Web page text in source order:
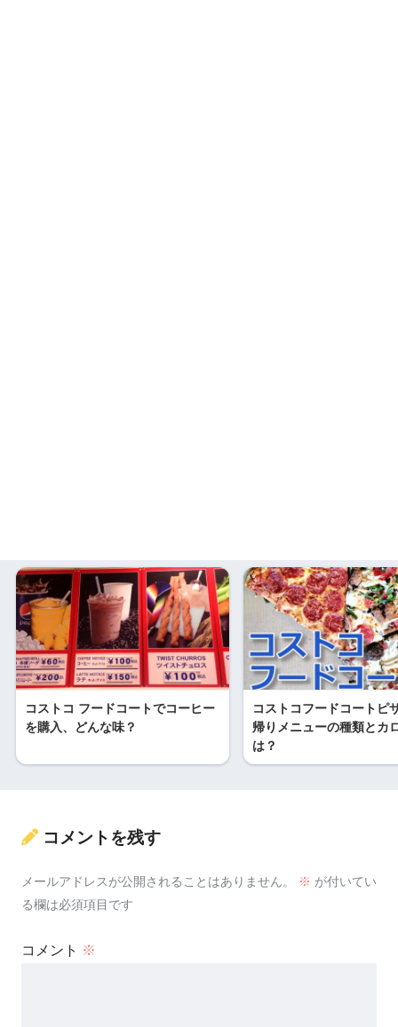
コストコ フードコートでコーヒー
を購入、どんな味？
コストコフードコートピ
帰りメニューの種類とカ
は？
コメントを残す
メールアドレスが公開されることはありません。 ※ が付いてい
る欄は必須項目です
コメント ※